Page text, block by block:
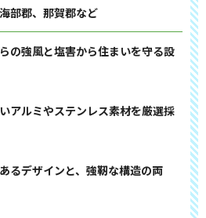
部郡、那賀郡など
の強風と塩害から住まいを守る設
アルミやステンレス素材を厳選採
るデザインと、強靭な構造の両